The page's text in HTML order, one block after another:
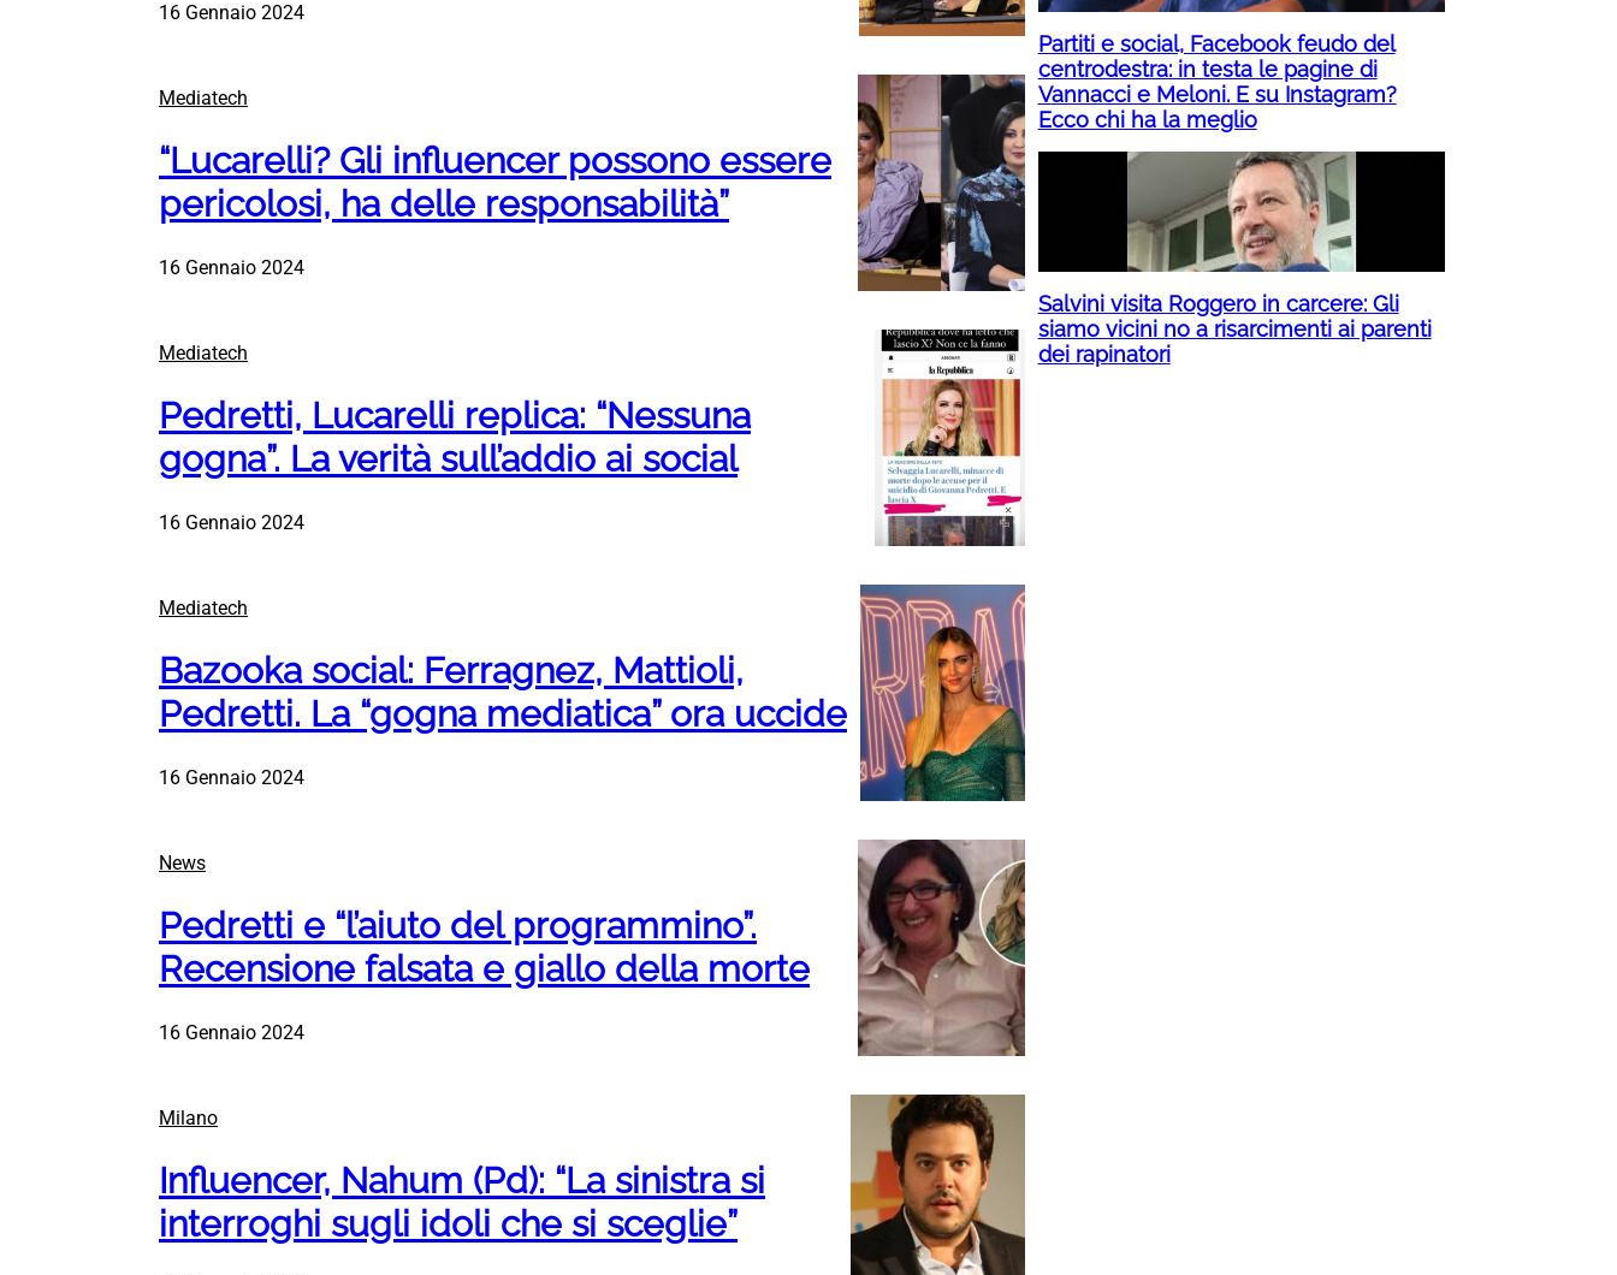
16 Gennaio 2024
Mediatech
“Lucarelli? Gli influencer possono essere
pericolosi, ha delle responsabilità”
16 Gennaio 2024
Mediatech
Pedretti, Lucarelli replica: “Nessuna
gogna”. La verità sull’addio ai social
16 Gennaio 2024
Mediatech
Bazooka social: Ferragnez, Mattioli,
Pedretti. La “gogna mediatica” ora uccide
16 Gennaio 2024
News
Pedretti e “l’aiuto del programmino”.
Recensione falsata e giallo della morte
16 Gennaio 2024
Milano
Influencer, Nahum (Pd): “La sinistra si
interroghi sugli idoli che si sceglie”
Partiti e social, Facebook feudo del
centrodestra: in testa le pagine di
Vannacci e Meloni. E su Instagram?
Ecco chi ha la meglio
Salvini visita Roggero in carcere: Gli
siamo vicini no a risarcimenti ai parenti
dei rapinatori